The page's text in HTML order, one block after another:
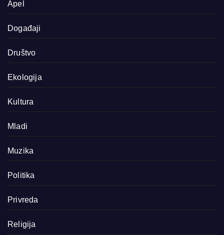
Apel
Događaji
Društvo
Ekologija
Kultura
Mladi
Muzika
Politika
Privreda
Religija